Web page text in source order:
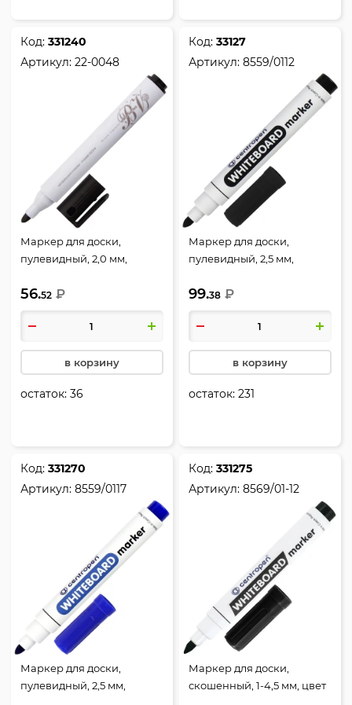
Код:331240
Артикул:22-0048
Маркер для доски,
пулевидный, 2,0 мм,
упаковка картонная
коробка, xPro,
BrunoVisconti, 22-0048
56.52 ₽
в корзину
остаток:36
Код:33127
Артикул:8559/0112
Маркер для доски,
пулевидный, 2,5 мм,
Centropen, 8559/0112
99.38 ₽
в корзину
остаток:231
Код:331270
Артикул:8559/0117
Маркер для доски,
пулевидный, 2,5 мм,
Код:331275
Артикул:8569/01-12
Маркер для доски,
скошенный, 1-4,5 мм, цвет